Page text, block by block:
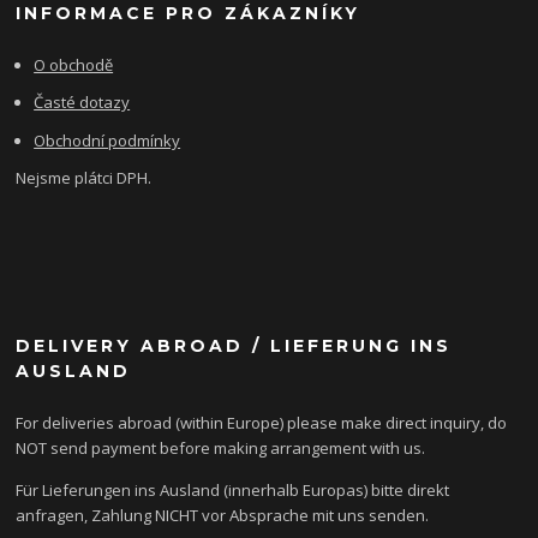
INFORMACE PRO ZÁKAZNÍKY
O obchodě
Časté dotazy
Obchodní podmínky
Nejsme plátci DPH.
DELIVERY ABROAD / LIEFERUNG INS
AUSLAND
For deliveries abroad (within Europe) please make direct inquiry, do
NOT send payment before making arrangement with us.
Für Lieferungen ins Ausland (innerhalb Europas) bitte direkt
anfragen, Zahlung NICHT vor Absprache mit uns senden.